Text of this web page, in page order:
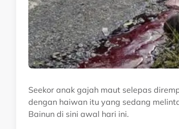
Seekor anak gajah maut selepas
dengan haiwan itu yang sedang
Bainun di sini awal hari ini.